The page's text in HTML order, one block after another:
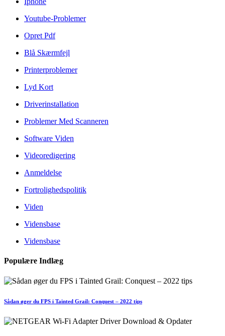
Youtube-Problemer
Opret Pdf
Blå Skærmfejl
Printerproblemer
Lyd Kort
Driverinstallation
Problemer Med Scanneren
Software Viden
Videoredigering
Anmeldelse
Fortrolighedspolitik
Viden
Vidensbase
Vidensbase
Populære Indlæg
Sådan øger du FPS i Tainted Grail: Conquest – 2022 tips